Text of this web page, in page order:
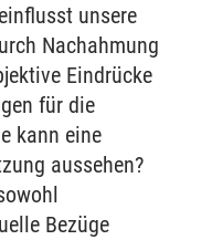
unsere
Nachahmung
Eindrücke
für die
kann eine
aussehen?
Bezüge